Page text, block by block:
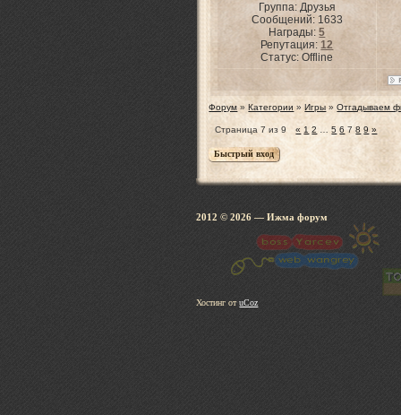
Группа: Друзья
Сообщений: 1633
Награды:5
Репутация:12
Статус:Offline
Форум » Категории » Игры » Отгадываем
Страница7 из9 « 1 2 5 6 7 8 9 »
2012 © 2026 — Ижма
Хостинг отuCoz